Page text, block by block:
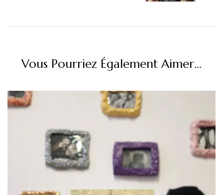
Vous Pourriez Également Aimer...